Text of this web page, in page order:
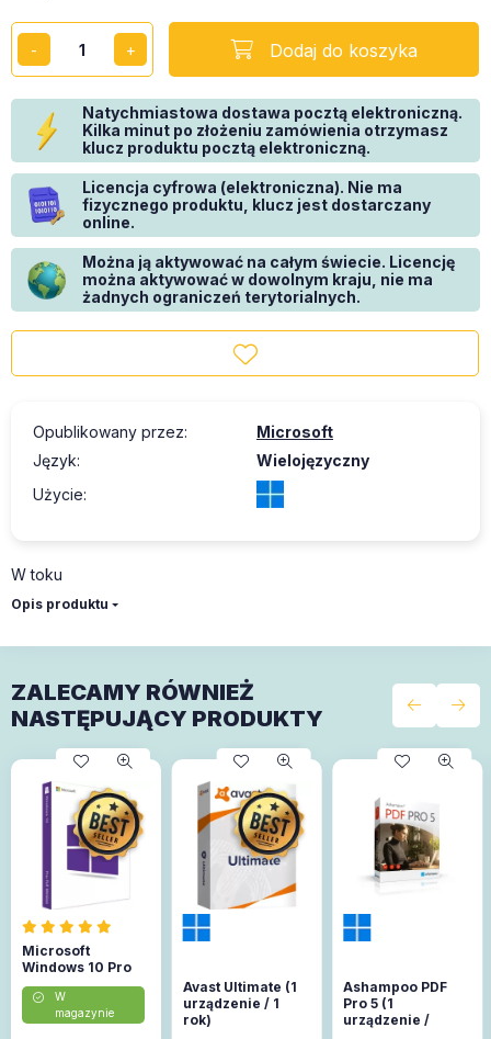
Dodaj do koszyka
Natychmiastowa dostawa pocztą elektroniczną.
Kilka minut po złożeniu zamówienia otrzymasz
klucz produktu pocztą elektroniczną.
Licencja cyfrowa (elektroniczna). Nie ma
fizycznego produktu, klucz jest dostarczany
online.
Można ją aktywować na całym świecie. Licencję
można aktywować w dowolnym kraju, nie ma
żadnych ograniczeń terytorialnych.
Opublikowany przez:
Microsoft
Język:
Wielojęzyczny
Użycie:
W toku
Opis produktu
ZALECAMY RÓWNIEŻ
NASTĘPUJĄCY PRODUKTY
Microsoft
Windows 10 Pro
W
magazynie
Avast Ultimate (1
urządzenie / 1
rok)
Ashampoo PDF
Pro 5 (1
urządzenie /